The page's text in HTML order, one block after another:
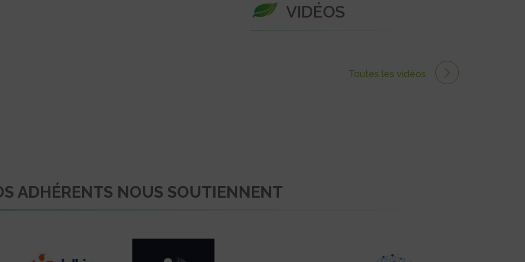
VIDÉOS
Toutes les vidéos
ADHÉRENTS NOUS SOUTIENNENT